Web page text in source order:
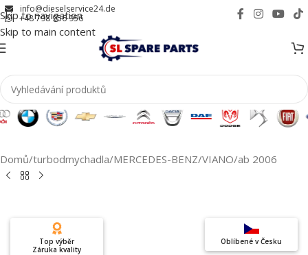
Skip to navigation
Skip to main content
info@dieselservice24.de
+48 798 956 956
Domů/turbodmychadla/MERCEDES-BENZ/VIANO/ab 2006
Oblíbené v Česku
Top výběr
Záruka kvality